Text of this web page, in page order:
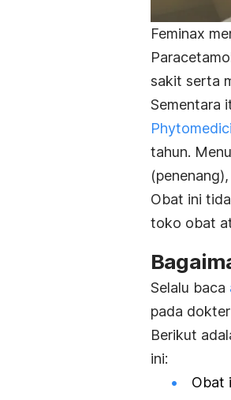
Feminax
sakit serta
Sementara
tahun.
Obat ini
toko obat
Selalu baca
pada
Berikut
ini:
Obat